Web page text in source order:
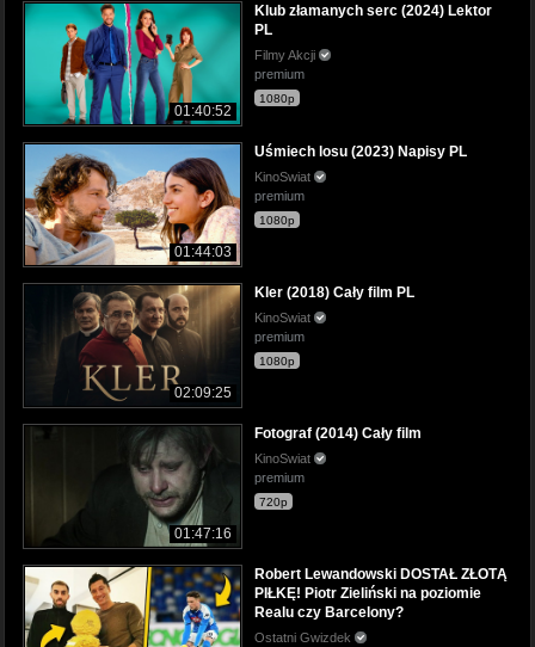
01:40:52
Klub złamanych serc (2024) Lektor
PL
Filmy Akcji
premium
1080p
01:44:03
Uśmiech losu (2023) Napisy PL
KinoSwiat
premium
1080p
02:09:25
Kler (2018) Cały film PL
KinoSwiat
premium
1080p
01:47:16
Fotograf (2014) Cały film
KinoSwiat
premium
720p
Robert Lewandowski DOSTAŁ ZŁOTĄ
PIŁKĘ! Piotr Zieliński na poziomie
Realu czy Barcelony?
Ostatni Gwizdek